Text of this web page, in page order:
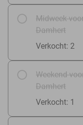
Midweek
Damhert
Verkocht: 2
Weekend
Damhert
Verkocht: 1